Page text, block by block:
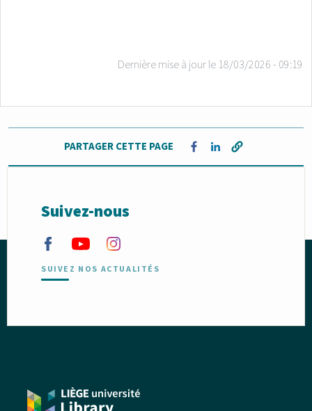
Dernière mise à jour le 18/03/2026 - 09:19
PARTAGER CETTE PAGE
Opens in a new window
Opens in a new
Suivez-nous
SUIVEZ NOS ACTUALITÉS